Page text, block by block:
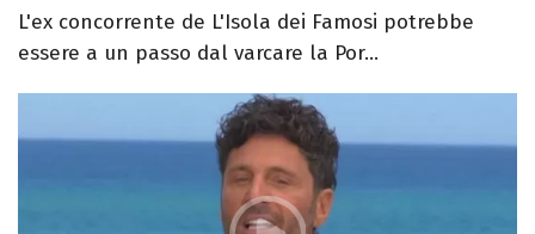
L'ex concorrente de L'Isola dei Famosi potrebbe
essere a un passo dal varcare la Por...